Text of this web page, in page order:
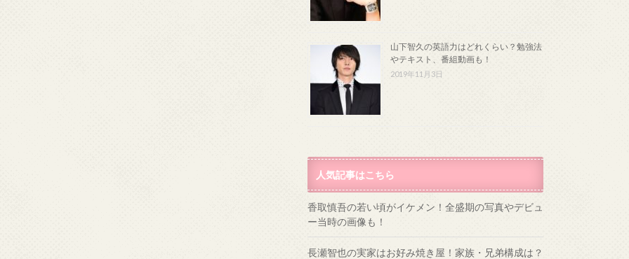
山下智久の英語力はどれくらい？勉強法
やテキスト、番組動画も！
2019年11月3日
人気記事はこちら
香取慎吾の若い頃がイケメン！全盛期の写真やデビュ
ー当時の画像も！
長瀬智也の実家はお好み焼き屋！家族・兄弟構成は？